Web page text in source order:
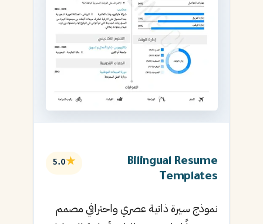
Bilingual Resume
Templates
★
5.0
نموذج سيرة ذاتية عصري واحترافي مصمم